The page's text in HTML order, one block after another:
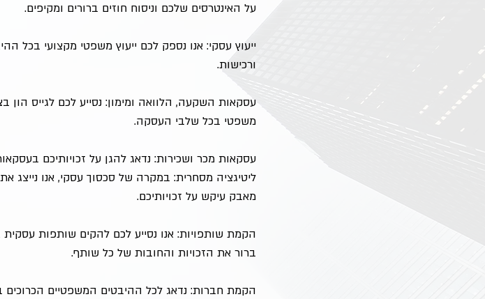
על האינטרסים שלכם וניסוח חוזים ברורים ומקיפים.
ייעוץ עסקי: אנו נספק לכם ייעוץ משפטי מקצועי בכל
ורכישות.
עסקאות השקעה, הלוואה ומימון: נסייע לכם לגייס הון
משפטי בכל שלבי העסקה.
עסקאות מכר ושכירות: נדאג להגן על זכויותיכם
ליטיגציה מסחרית: במקרה של סכסוך עסקי, אנו נייצג
מאבק עיקש על זכויותיכם.
הקמת שותפויות: אנו נסייע לכם להקים שותפות
ברור את הזכויות והחובות של כל שותף.
הקמת חברות: נדאג לכל ההיבטים המשפטיים